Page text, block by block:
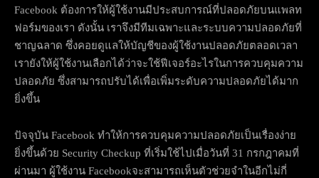
Facebook ต้องการให้ผู้ใช้งานมีประสบการณ์ที่ปลอดภัยบนแพลท
ฟอร์มของเรา ดังนั้น เราจึงมีทีมเฉพาะและระบบความปลอดภัยที่
ชาญฉลาด ซึ่งคอยดูแลให้บัญชีของผู้ใช้งานปลอดภัยตลอดเวลา
เรายังให้ผู้ใช้งานเลือกได้ว่าจะใช้ฟีเจอร์อะไรในการควบคุมความ
ปลอดภัย ซึ่งสามารถปรับได้เพื่อเพิ่มระดับความปลอดภัยได้มาก
ยิ่งขึ้น
ปัจจุบัน Facebook ทำให้การควบคุมความปลอดภัยเป็นเรื่องง่าย
ยิ่งขึ้นด้วย Security Checkup ที่เริ่มใช้ไปเมื่อวันที่ 31 กรกฎาคมที่
ผ่านมา ผู้ใช้งาน Facebookจะสามารถเห็นตัวช่วยจำในอีกไม่กี่